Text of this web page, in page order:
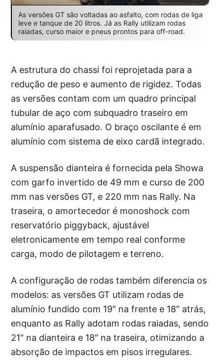
As versões GT são voltadas ao asfalto, com rodas de liga
leve e tanque de 20 litros. Já as Rally utilizam rodas
raiadas, curso maior e pneus prontos para off-road.
A estrutura do chassi foi reprojetada para a
redução de peso e aumento de rigidez. Todas
as versões contam com um quadro principal
tubular de aço com subquadro traseiro em
alumínio aparafusado. O braço oscilante é em
alumínio com sistema de eixo cardã integrado.
A suspensão dianteira é fornecida pela Showa
com garfo invertido de 49 mm e curso de 200
mm nas versões GT, e 220 mm nas Rally. Na
traseira, o amortecedor é monoshock com
reservatório piggyback, ajustável
eletronicamente em tempo real conforme
carga, modo de pilotagem e terreno.
A configuração de rodas também diferencia os
modelos: as versões GT utilizam rodas de
alumínio fundido com 19″ na frente e 18″ atrás,
enquanto as Rally adotam rodas raiadas, sendo
21″ na dianteira e 18″ na traseira, otimizando a
absorção de impactos em pisos irregulares.